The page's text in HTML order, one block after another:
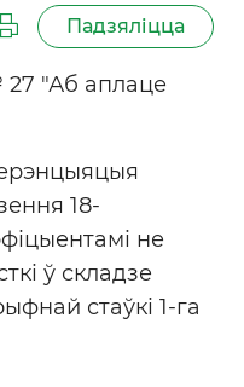
Падзяліцца
27 "Аб аплаце
18-
не
ў складзе
стаўкі 1-га